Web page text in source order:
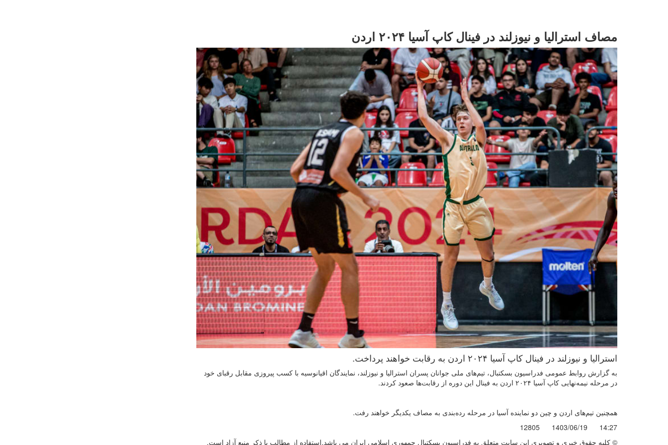
مصاف استرالیا و نیوزلند در فینال کاپ آسیا ۲۰۲۴ اردن
استرالیا و نیوزلند در فینال کاپ آسیا ۲۰۲۴ اردن به رقابت خواهند پرداخت.
به گزارش روابط عمومی فدراسیون بسکتبال، تیم‌های ملی جوانان پسران استرالیا و نیوزلند، نمایندگان اقیانوسیه با کسب پیروزی مقابل رقبای خود
در مرحله نیمه‌نهایی کاپ آسیا ۲۰۲۴ اردن به فینال این دوره از رقابت‌ها صعود کردند.
همچنین تیم‌های اردن و چین دو نماینده آسیا در مرحله رده‌بندی به مصاف یکدیگر خواهند رفت.
14:27
1403/06/19
12805
© کليه حقوق خبری و تصويری اين سايت متعلق به فدراسیون بسکتبال جمهوری اسلامی ایران می باشد.استفاده از مطالب با ذكر منبع آزاد است.